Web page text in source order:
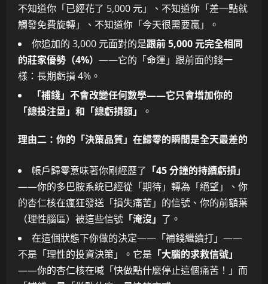
不知道你「已經花了 5,000 元」、不知道你「差一點就
觸發免費旋轉」、不知道你「今天很需要贏」。
你追加的 3,000 元面對的是跟前 5,000 元完全相同
的莊家優勢（4%） ——它的「命運」跟前面的錢一
樣：長期虧損 4%。
「補錢」不會改變任何數學——它只會增加你的
「總投注量」和「總虧損額」
。
理由二：你的「決策品質」在歸零的瞬間是全天最差的
帳戶歸零意味著你剛經歷了 「45 分鐘的持續虧損」
——你的多巴胺系統已經從「期待」轉為「絕望」、你
的杏仁核在瘋狂發送「損失痛苦」的信號、你的前額葉
（理性腦區）被這些信號 「淹沒」 了。
在這個狀態下你做的決定——「補錢繼續打」——
不是「理性的投資決策」。它是 「大腦的求救信號」
——你的杏仁核在喊「快做點什麼停止這個痛苦！」而